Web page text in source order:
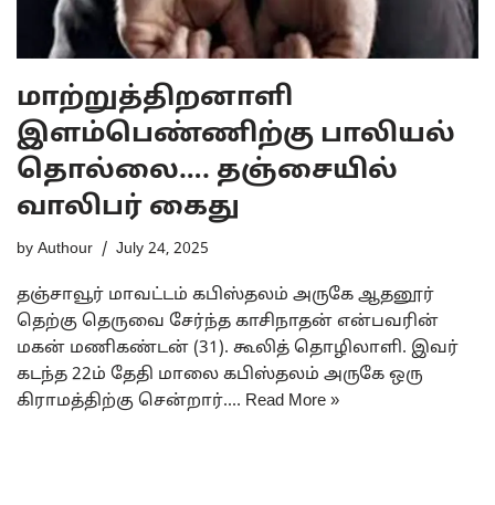
மாற்றுத்திறனாளி
இளம்பெண்ணிற்கு பாலியல்
தொல்லை…. தஞ்சையில்
வாலிபர் கைது
by Authour July 24, 2025
தஞ்சாவூர் மாவட்டம் கபிஸ்தலம் அருகே ஆதனூர்
தெற்கு தெருவை சேர்ந்த காசிநாதன் என்பவரின்
மகன் மணிகண்டன் (31). கூலித் தொழிலாளி. இவர்
கடந்த 22ம் தேதி மாலை கபிஸ்தலம் அருகே ஒரு
கிராமத்திற்கு சென்றார்.… Read More »